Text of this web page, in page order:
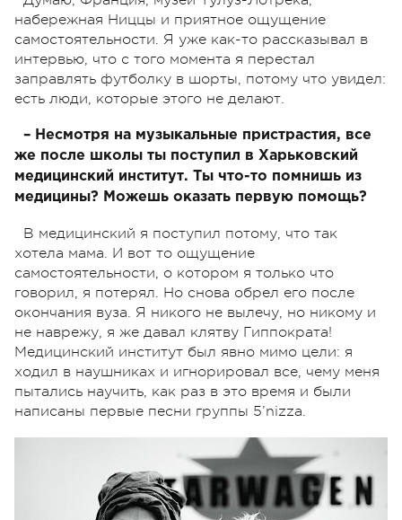
набережная Ниццы и приятное ощущение
самостоятельности. Я уже как-то рассказывал в
интервью, что с того момента я перестал
заправлять футболку в шорты, потому что увидел:
есть люди, которые этого не делают.
– Несмотря на музыкальные пристрастия, все
же после школы ты поступил в Харьковский
медицинский институт. Ты что-то помнишь из
медицины? Можешь оказать первую помощь?
В медицинский я поступил потому, что так
хотела мама. И вот то ощущение
самостоятельности, о котором я только что
говорил, я потерял. Но снова обрел его после
окончания вуза. Я никого не вылечу, но никому и
не наврежу, я же давал клятву Гиппократа!
Медицинский институт был явно мимо цели: я
ходил в наушниках и игнорировал все, чему меня
пытались научить, как раз в это время и были
написаны первые песни группы 5’nizza.